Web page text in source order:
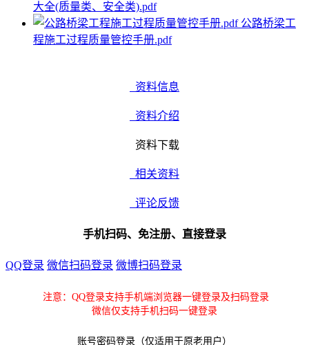
大全(质量类、安全类).pdf
公路桥梁工
程施工过程质量管控手册.pdf
资料信息
资料介绍
资料下载
相关资料
评论反馈
手机扫码、免注册、直接登录
QQ登录 微信扫码登录 微博扫码登录
注意：QQ登录支持手机端浏览器一键登录及扫码登录
微信仅支持手机扫码一键登录
账号密码登录（仅适用于原老用户）